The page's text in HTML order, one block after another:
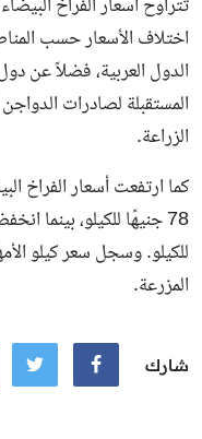
اختلاف الأسعار حسب
الدول العربية، فضلاً عن
المستقبلة لصادرات
الزراعة.
كما ارتفعت أسعار الفراخ
المزرعة.
شارك